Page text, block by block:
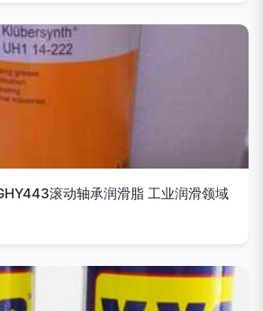
滚动轴承润滑脂 工业润滑领域